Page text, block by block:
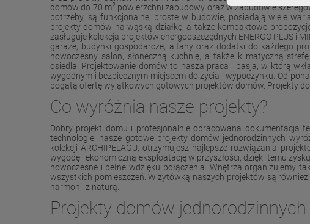
domów do 70 m2powierzchni zabudowy oraz w zabudowie
potrzeby, są funkcjonalne, proste w budowie, posiadają wiele
projekty domów na wąską działkę, a także kompaktowe
zasługuje kolekcja projektów energooszczędnych ENERGO PLUS i
garaże, budynki gospodarcze, altany oraz dodatki do każdego
nowoczesny salon, słoneczną kuchnię, a także klimatyczną
osiedla. Projektowanie domów to nasza praca i pasja, w którą
wygodnym i bezpiecznym miejscem do życia i wypoczynku. Od
bogatą ofertę wyjątkowych gotowych projektów domów. Projekty
Co wyróżnia nasze projekty?
Dobry projekt domu i profesjonalnie opracowana dokumentacja
technologie, nasze gotowe projekty domów jednorodzinnych
kolekcji ARCHIPELAGU, otrzymujesz najlepsze rozwiązania
wygodę i ekonomiczną eksploatację w przyszłości, dzięki temu
nowoczesne i pełne wdzięku połączenia. Wnętrza organizujemy
wszystkich pomieszczeń. Wizytówką naszych projektów są
harmonii z naturą.
Projekty domów jednorodzinnych